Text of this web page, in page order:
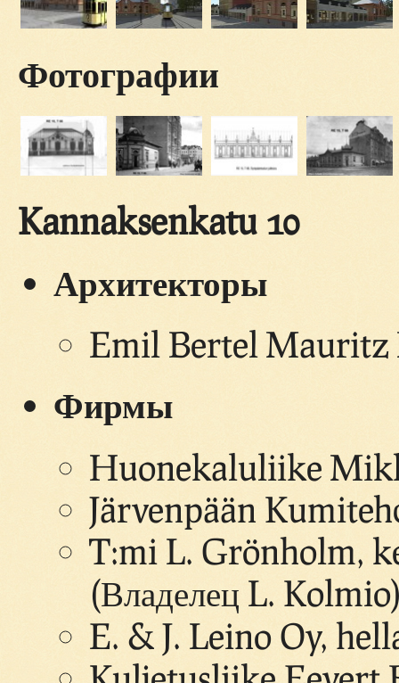
Фотографии
Kannaksenkatu 10
Архитекторы
Emil Bertel Mauritz
Фирмы
Huonekaluliike
Järvenpään
T:mi L. Grönholm,
(Владелец L.
E. & J. Leino Oy,